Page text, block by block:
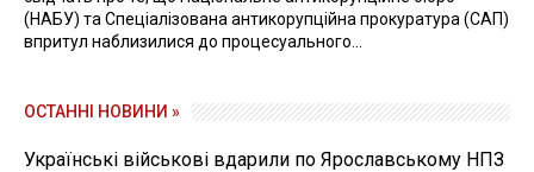
(НАБУ) та Спеціалізована антикорупційна прокуратура (САП)
впритул наблизилися до процесуального...
ОСТАННІ НОВИНИ »
Українські військові вдарили по Ярославському НПЗ